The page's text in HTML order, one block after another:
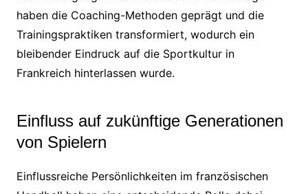
haben die Coaching-Methoden geprägt und die
Trainingspraktiken transformiert, wodurch ein
bleibender Eindruck auf die Sportkultur in
Frankreich hinterlassen wurde.
Einfluss auf zukünftige Generationen
von Spielern
Einflussreiche Persönlichkeiten im französischen